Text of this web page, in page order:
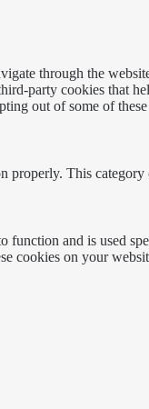
through the
party cookies that
out of some of
properly. This
and is used
cookies on your